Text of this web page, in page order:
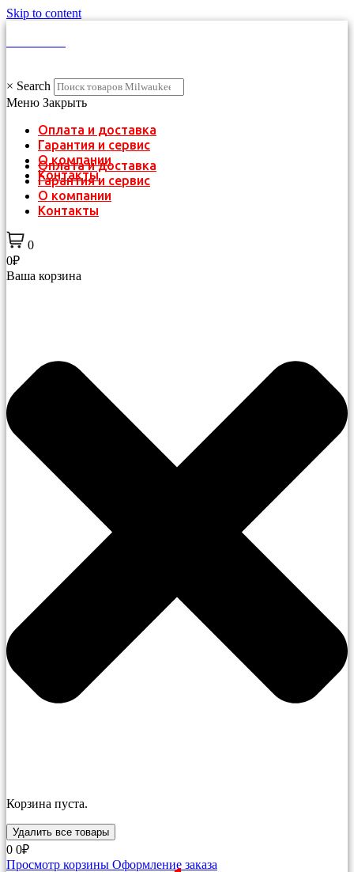
Skip to content
× Search
Меню Закрыть
Оплата и доставка
Гарантия и сервис
О компании
Контакты
Оплата и доставка
Гарантия и сервис
О компании
Контакты
0
0₽
Ваша корзина
Корзина пуста.
Удалить все товары
0 0₽
Просмотр корзины Оформление заказа